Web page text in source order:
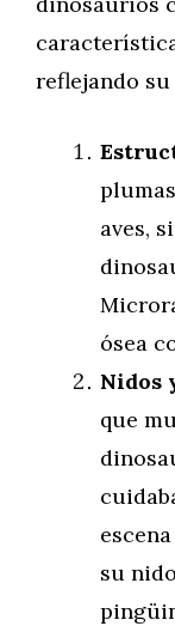
reflejando
aves,
ósea
Nidos
que
su